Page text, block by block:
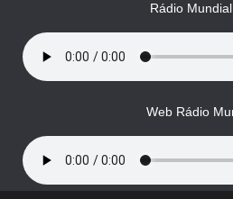
Rádio
Web Rádio